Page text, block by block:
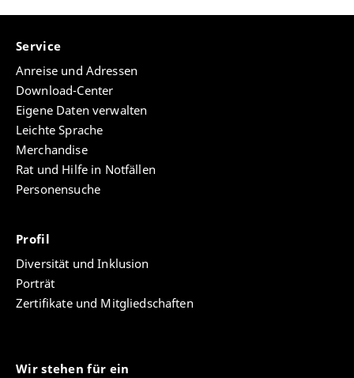
Service
Anreise und Adressen
Download-Center
Eigene Daten verwalten
Leichte Sprache
Merchandise
Rat und Hilfe in Notfällen
Personensuche
Profil
Diversität und Inklusion
Porträt
Zertifikate und Mitgliedschaften
Wir stehen für ein